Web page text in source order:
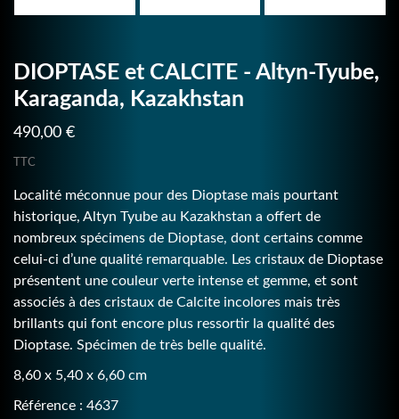
DIOPTASE et CALCITE - Altyn-Tyube,
Karaganda, Kazakhstan
490,00 €
TTC
Localité méconnue pour des Dioptase mais pourtant
historique, Altyn Tyube au Kazakhstan a offert de
nombreux spécimens de Dioptase, dont certains comme
celui-ci d’une qualité remarquable. Les cristaux de Dioptase
présentent une couleur verte intense et gemme, et sont
associés à des cristaux de Calcite incolores mais très
brillants qui font encore plus ressortir la qualité des
Dioptase. Spécimen de très belle qualité.
8,60 x 5,40 x 6,60 cm
Référence : 4637